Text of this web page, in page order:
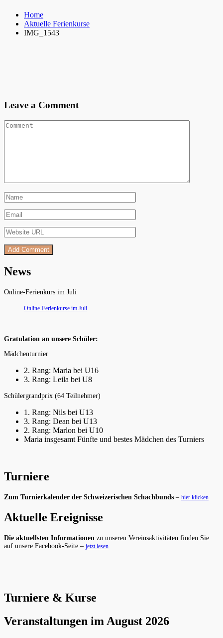
Home
Aktuelle Ferienkurse
IMG_1543
Leave a Comment
News
Online-Ferienkurs im Juli
Online-Ferienkurse im Juli
Gratulation an unsere Schüler:
Mädchenturnier
2. Rang: Maria bei U16
3. Rang: Leila bei U8
Schülergrandprix (64 Teilnehmer)
1. Rang: Nils bei U13
3. Rang: Dean bei U13
2. Rang: Marlon bei U10
Maria insgesamt Fünfte und bestes Mädchen des Turniers
Turniere
Zum Turnierkalender der Schweizerischen Schachbunds – hier klicken
Aktuelle Ereignisse
Die aktuellsten Informationen zu unseren Vereinsaktivitäten finden Sie
auf unsere Facebook-Seite – jetzt lesen
Turniere & Kurse
Veranstaltungen im August 2026